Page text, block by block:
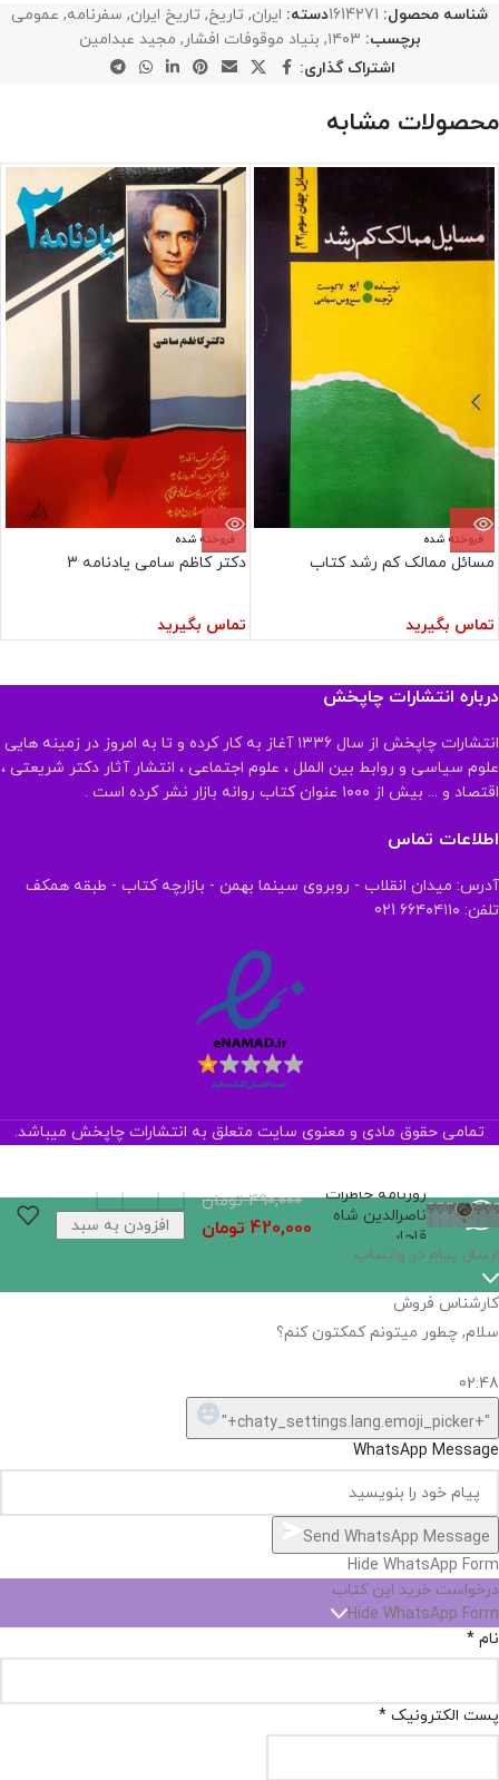
شناسه محصول: 1614271دسته: ایران, تاریخ, تاریخ ایران, سفرنامه, عمومی
برچسب: ۱۴۰۳, بنیاد موقوفات افشار, مجید عبدامین
اشتراک گذاری:
محصولات مشابه
فروخته شده
مسائل ممالک کم رشد کتاب
تماس بگیرید
فروخته شده
دکتر کاظم سامی یادنامه 3
تماس بگیرید
درباره انتشارات چاپخش
انتشارات چاپخش از سال ۱۳۳۶ آغاز به کار کرده و تا به امروز در زمینه هایی
علوم سیاسی و روابط بین الملل ، علوم اجتماعی ، انتشار آثار دکتر شریعتی ،
اقتصاد و ... بیش از ۱۰۰۰ عنوان کتاب روانه بازار نشر کرده است .
اطلاعات تماس
آدرس: میدان انقلاب - روبروی سینما بهمن - بازارچه کتاب - طبقه همکف
تلفن: ۶۶۴۰۴۱۱۰ 021
تمامی حقوق مادی و معنوی سایت متعلق به انتشارات چاپخش میباشد.
روزنامه خاطرات
ناصرالدین شاه
قاجار
490,000 تومان
420,000 تومان
افزودن به سبد
اگر
نیست,
شاید
بتونیم
تهیه
Open
chaty
1
Hide
chaty
ارسال پیام در واتساپ
کارشناس فروش
سلام, چطور میتونم کمکتون کنم؟
02:48